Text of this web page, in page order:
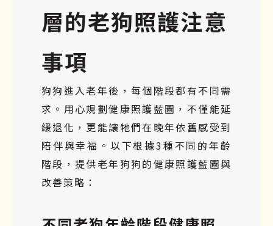
層的老狗照護注意
事項
狗狗進入老年後，每個階段都有不同需
求。用心規劃健康照護藍圖，不僅能延
緩退化，更能讓牠們在晚年依舊感受到
陪伴與幸福。以下根據3種不同的年齡
階段，提供老年狗狗的健康照護藍圖與
改善策略：